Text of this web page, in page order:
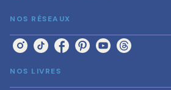
NOS RÉSEAUX
NOS LIVRES